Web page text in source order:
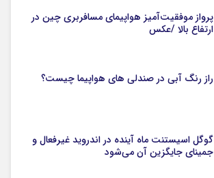
پرواز موفقیت‌آمیز هواپیمای مسافربری چین در
ارتفاع بالا /عکس
راز رنگ آبی در صندلی های هواپیما چیست؟
گوگل اسیستنت ماه آینده در اندروید غیرفعال و
جمینای جایگزین آن می‌شود